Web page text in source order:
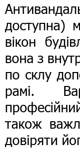
доступна)
вікон
вона з
по склу
рамі.
також
довіряти